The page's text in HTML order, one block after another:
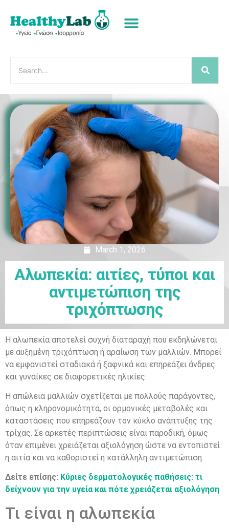
March 1, 2026
Αλωπεκία: αιτίες, τύποι και
αντιμετώπιση της
τριχόπτωσης
Η αλωπεκία αποτελεί συχνή διαταραχή που εκδηλώνεται
με αυξημένη τριχόπτωση ή αραίωση των μαλλιών. Μπορεί
να εμφανιστεί σταδιακά ή ξαφνικά και επηρεάζει άνδρες
και γυναίκες σε διαφορετικές ηλικίες.
Η απώλεια μαλλιών σχετίζεται με πολλούς παράγοντες,
όπως η κληρονομικότητα, οι ορμονικές μεταβολές και
καταστάσεις που επηρεάζουν τον κύκλο ανάπτυξης της
τρίχας. Σε αρκετές περιπτώσεις είναι παροδική, όμως
όταν επιμένει χρειάζεται αξιολόγηση ώστε να εντοπιστεί
η αιτία και να καθοριστεί η κατάλληλη αντιμετώπιση.
Δείτε επίσης: Κύριες δερματολογικές παθήσεις: τι
δείχνουν για την υγεία και πότε χρειάζεται αξιολόγηση
Τι είναι η αλωπεκία